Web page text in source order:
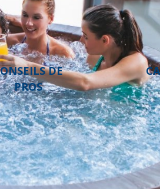
DE
PROS
la solution parfaite pour créer un
toute la famille ou vos